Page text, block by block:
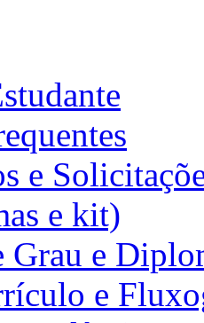
e
e kit)
Grau e
e